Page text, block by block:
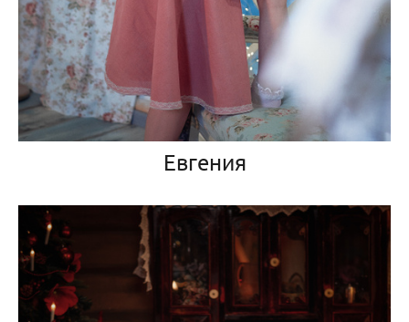
Евгения